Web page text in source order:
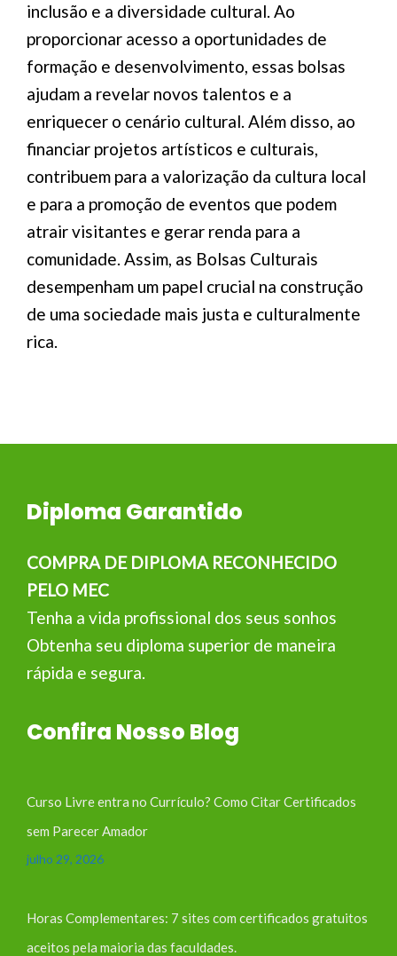
inclusão e a diversidade cultural. Ao
proporcionar acesso a oportunidades de
formação e desenvolvimento, essas bolsas
ajudam a revelar novos talentos e a
enriquecer o cenário cultural. Além disso, ao
financiar projetos artísticos e culturais,
contribuem para a valorização da cultura local
e para a promoção de eventos que podem
atrair visitantes e gerar renda para a
comunidade. Assim, as Bolsas Culturais
desempenham um papel crucial na construção
de uma sociedade mais justa e culturalmente
rica.
Diploma Garantido
COMPRA DE DIPLOMA RECONHECIDO
PELO MEC
Tenha a vida profissional dos seus sonhos
Obtenha seu diploma superior de maneira
rápida e segura.
Confira Nosso Blog
Curso Livre entra no Currículo? Como Citar Certificados
sem Parecer Amador
julho 29, 2026
Horas Complementares: 7 sites com certificados gratuitos
aceitos pela maioria das faculdades.